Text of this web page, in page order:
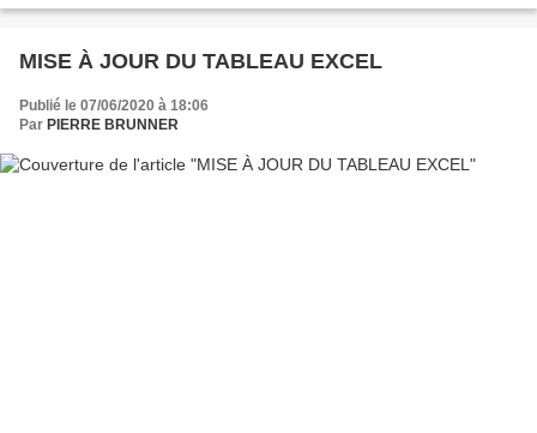
MISE À JOUR DU TABLEAU EXCEL
Publié le 07/06/2020 à 18:06
Par PIERRE BRUNNER